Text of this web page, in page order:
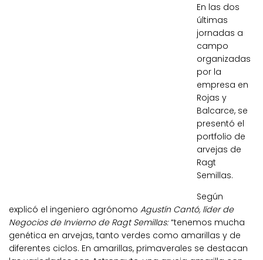
En las dos
últimas
jornadas a
campo
organizadas
por la
empresa en
Rojas y
Balcarce, se
presentó el
portfolio de
arvejas de
Ragt
Semillas.
Según
explicó el ingeniero agrónomo Agustín Cantó, líder de
Negocios de Invierno de Ragt Semillas:“tenemos mucha
genética en arvejas, tanto verdes como amarillas y de
diferentes ciclos. En amarillas, primaverales se destacan